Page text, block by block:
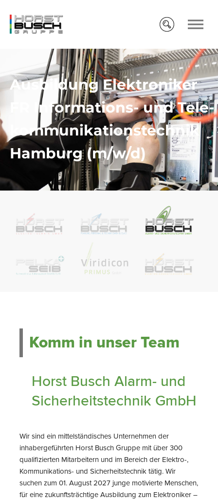
Ausbildung Elek­tro­ni­ker
FR Infor­ma­tions- und Tele­
kommu­nika­tions­technik
Hamburg (m/w/d)
Komm in unser Team
Horst Busch Alarm- und
Sicherheitstechnik GmbH
Wir sind ein mittelständisches Unternehmen der
inhabergeführten Horst Busch Gruppe mit über 300
qualifizierten Mitarbeitern und im Bereich der Elektro-,
Kommunikations- und Sicherheitstechnik tätig. Wir
suchen zum 01. August 2027 junge motivierte Menschen,
für eine zukunftsträchtige Ausbildung zum Elektroniker –